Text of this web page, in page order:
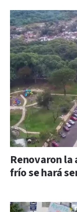
Renovaron
frío se hará